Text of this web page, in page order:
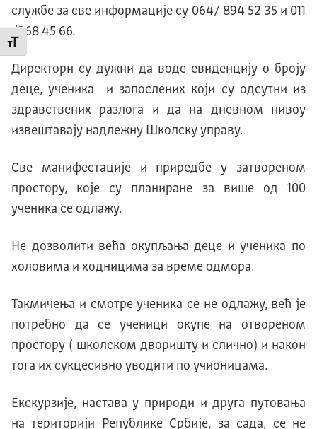
Промени величину слова
службе за све информације су 064/ 894 52 35 и 011
/268 45 66.
Директори су дужни да воде евиденцију о броју
деце, ученика и запослених који су одсутни из
здравствених разлога и да на дневном нивоу
извештавају надлежну Школску управу.
Све манифестације и приредбе у затвореном
простору, које су планиране за више од 100
ученика се одлажу.
Не дозволити већа окупљања деце и ученика по
холовима и ходницима за време одмора.
Такмичења и смотре ученика се не одлажу, већ је
потребно да се ученици окупе на отвореном
простору ( школском дворишту и слично) и након
тога их сукцесивно уводити по учионицама.
Екскурзије, настава у природи и друга путовања
на територији Републике Србије, за сада, се не